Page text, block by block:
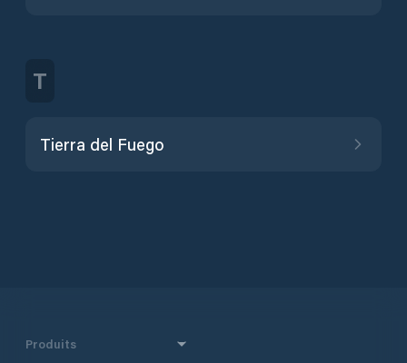
T
Tierra del Fuego
Produits